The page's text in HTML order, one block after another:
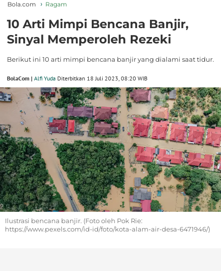
Bola.com Ragam
10 Arti Mimpi Bencana Banjir,
Sinyal Memperoleh Rezeki
Berikut ini 10 arti mimpi bencana banjir yang dialami saat tidur.
BolaCom | Alfi Yuda Diterbitkan 18 Juli 2023, 08:20 WIB
Ilustrasi bencana banjir. (Foto oleh Pok Rie:
https://www.pexels.com/id-id/foto/kota-alam-air-desa-6471946/)